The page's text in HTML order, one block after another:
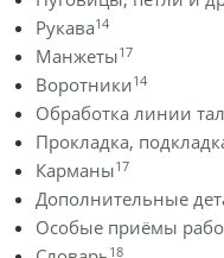
Рукава14
Манжеты17
Воротники14
Обработка линии
Прокладка,
Карманы17
Дополнительные
Особые приёмы
18